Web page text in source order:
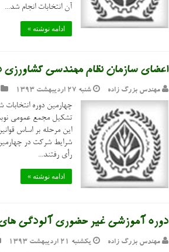
آن انتخابات انجام شد...
ادامه نوشته »
اعضای سازمان نظام مهندسی کشاورزی در ۲۴ استان به‌پای صندوق‌های رأی
مهندس بزرگ زاده شنبه ۲۷ اردیبهشت ۱۳۹۳
چهارمین دوره
رأی رفتند...
ادامه نوشته »
دوره آموزشی غیر حضوری آلودگی
مهندس بزرگ زاده یکشنبه ۲۱ اردیبهشت ۱۳۹۳